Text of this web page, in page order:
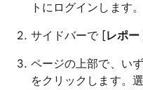
トにログインします。
サイドバーで [レポー
ページの上部で、い
をクリックします。